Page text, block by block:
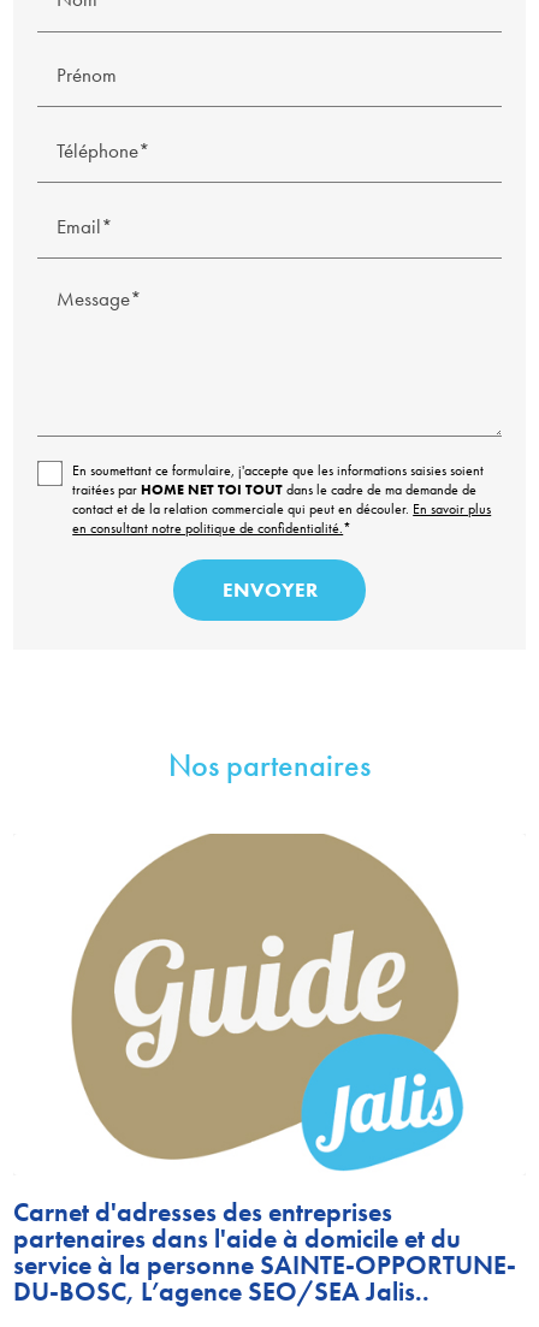
Prénom
Téléphone*
Email*
Message*
En soumettant ce formulaire, j'accepte que les informations saisies soient
traitées parHOME NET TOI TOUTdans le cadre de ma demande de
contact et de la relation commerciale qui peut en découler. En savoir plus
en consultant notre politique de confidentialité.*
Nos partenaires
Carnet d'adresses des entreprises
partenaires dans l'aide à domicile et du
service à la personne SAINTE-OPPORTUNE-
DU-BOSC, L’agence SEO/SEA Jalis..